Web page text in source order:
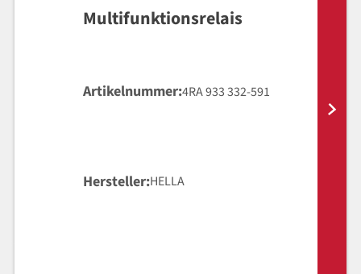
Multifunktionsrelais
Artikelnummer 4RA 933 332-591
Hersteller HELLA